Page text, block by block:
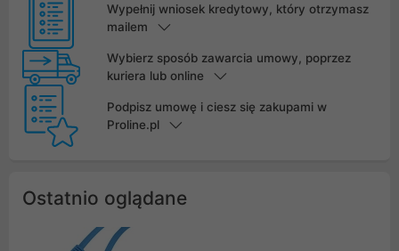
Wypełnij wniosek kredytowy, który otrzymasz
mailem
Wybierz sposób zawarcia umowy, poprzez
kuriera lub online
Podpisz umowę i ciesz się zakupami w
Proline.pl
Ostatnio oglądane